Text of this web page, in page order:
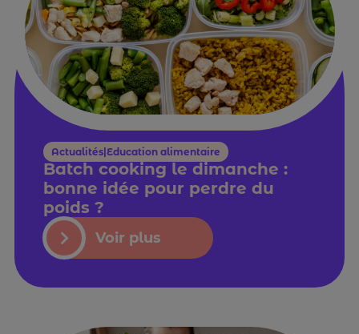
Actualités|Education alimentaire
Batch cooking le dimanche :
bonne idée pour perdre du
poids ?
Voir plus